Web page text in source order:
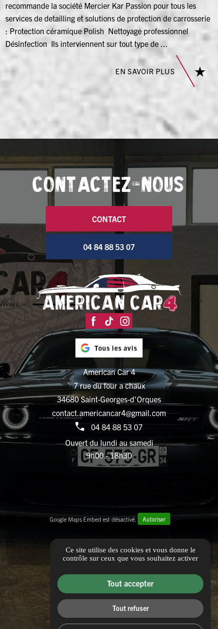
recommande la société Mercier Kar Passion pour tous les
services de detailling et solutions de protection de carrosserie
: Protection céramique Polish Nettoyage professionnel
Désinfection Ils interviennent sur tout type de ...
EN SAVOIR PLUS
CONTACTEZ-NOUS
CONTACT
04 84 88 53 07
Tous les avis
American Car 4
7 rue du four a chaux
34680 Saint-Georges-d'Orques
contact.americancar4@gmail.com
04 84 88 53 07
Ouvert du lundi au samedi
9h00 - 18h30
Google Maps Embed est désactivé. Autoriser
Informations complémentaires
Mentions légales
Politique de confidentialité
Guide local
Ce site utilise des cookies et vous donne le
contrôle sur ceux que vous souhaitez activer
Tout accepter
Tout refuser